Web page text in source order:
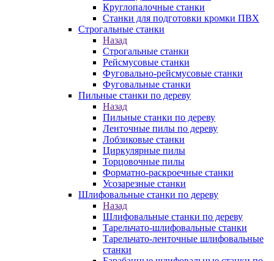
Круглопалочные станки
Станки для подготовки кромки ПВХ
Строгальные станки
Назад
Строгальные станки
Рейсмусовые станки
Фуговально-рейсмусовые станки
Фуговальные станки
Пильные станки по дереву
Назад
Пильные станки по дереву
Ленточные пилы по дереву
Лобзиковые станки
Циркулярные пилы
Торцовочные пилы
Форматно-раскроечные станки
Усозарезные станки
Шлифовальные станки по дереву
Назад
Шлифовальные станки по дереву
Тарельчато-шлифовальные станки
Тарельчато-ленточные шлифовальные
станки